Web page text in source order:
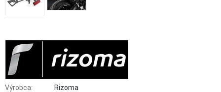
Výrobca:
Rizoma